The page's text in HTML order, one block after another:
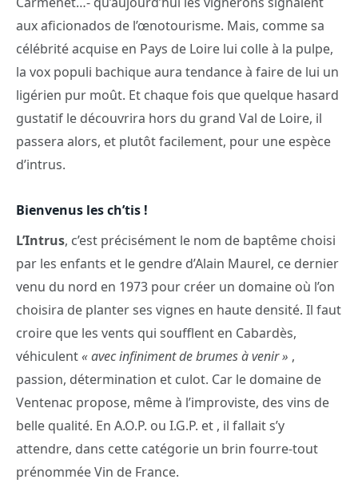
aux aficionados de l’œnotourisme. Mais, comme sa
célébrité acquise en Pays de Loire lui colle à la pulpe,
la vox populi bachique aura tendance à faire de lui un
ligérien pur moût. Et chaque fois que quelque hasard
gustatif le découvrira hors du grand Val de Loire, il
passera alors, et plutôt facilement, pour une espèce
d’intrus.
Bienvenus les ch’tis !
L’Intrus, c’est précisément le nom de baptême choisi
par les enfants et le gendre d’Alain Maurel, ce dernier
venu du nord en 1973 pour créer un domaine où l’on
choisira de planter ses vignes en haute densité. Il faut
croire que les vents qui soufflent en Cabardès,
véhiculent« avec infiniment de brumes à venir » ,
passion, détermination et culot. Car le domaine de
Ventenac propose, même à l’improviste, des vins de
belle qualité. En A.O.P. ou I.G.P. et , il fallait s’y
attendre, dans cette catégorie un brin fourre-tout
prénommée Vin de France.